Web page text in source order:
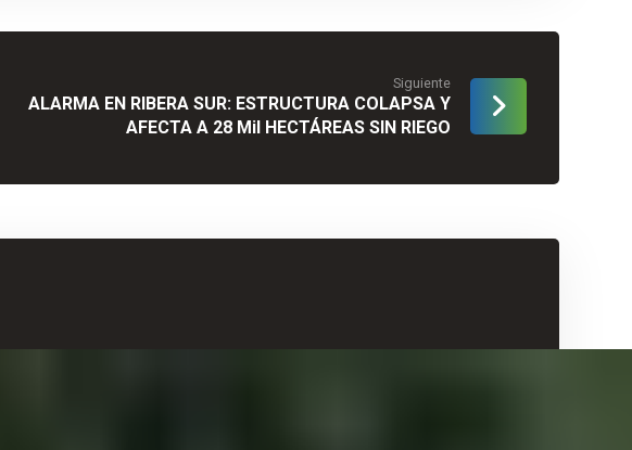
Siguiente
ALARMA EN RIBERA SUR: ESTRUCTURA COLAPSA Y
AFECTA A 28 MiI HECTÁREAS SIN RIEGO